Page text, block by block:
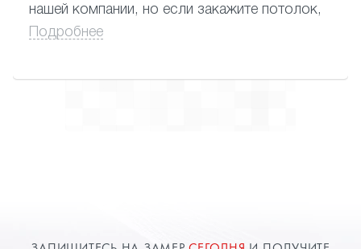
нашей компании, но если закажите потолок,
вам его подарят.
Подробнее